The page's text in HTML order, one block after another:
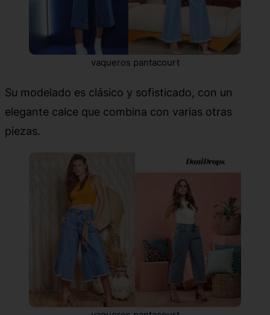
vaqueros pantacourt
Su modelado es clásico y sofisticado, con un
elegante calce que combina con varias otras
piezas.